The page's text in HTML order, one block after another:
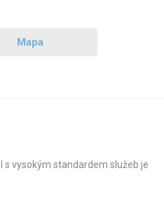
Mapa
s vysokým standardem služeb je